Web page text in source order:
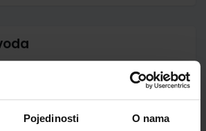
Pojedinosti O nama
ALKA SCRIPT d.o.o.
Ivanka Jareb Lovrenka